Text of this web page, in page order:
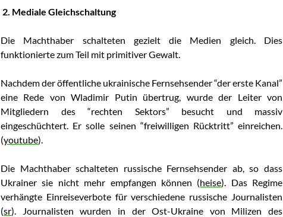
2. Mediale Gleichschaltung
Die Machthaber schalteten gezielt die Medien gleich. Dies
funktionierte zum Teil mit primitiver Gewalt.
Nachdem der öffentliche ukrainische Fernsehsender “der erste Kanal”
eine Rede von Wladimir Putin übertrug, wurde der Leiter von
Mitgliedern des “rechten Sektors” besucht und massiv
eingeschüchtert. Er solle seinen “freiwilligen Rücktritt” einreichen.
(youtube).
Die Machthaber schalteten russische Fernsehsender ab, so dass
Ukrainer sie nicht mehr empfangen können (heise). Das Regime
verhängte Einreiseverbote für verschiedene russische Journalisten
(sr). Journalisten wurden in der Ost-Ukraine von Milizen des